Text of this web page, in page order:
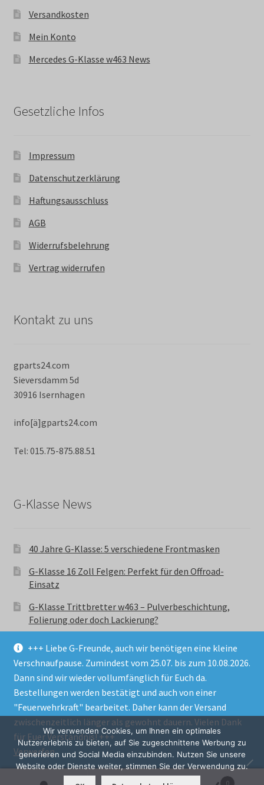
+++ Liebe G-Freunde, auch wir benötigen eine kleine
Verschnaufpause. Zumindest vom 25.07. bis zum 10.08.2026.
Dann sind wir wieder vollumfänglich für Euch da.
Bestellungen werden bestätigt und auch von einer
"Feuerwehrkraft" bearbeitet. Daher kann der Versand
zwischenzeitlich länger als gewohnt dauern. Vielen Dank
für Euer Verständnis! +++
Verwerfen
Versandkosten
Mein Konto
Mercedes G-Klasse w463 News
Gesetzliche Infos
Impressum
Datenschutzerklärung
Haftungsausschluss
AGB
Widerrufsbelehrung
Vertrag widerrufen
Kontakt zu uns
gparts24.com
Sieversdamm 5d
30916 Isernhagen
info[ä]gparts24.com
Tel: 015.75-875.88.51
G-Klasse News
40 Jahre G-Klasse: 5 verschiedene Frontmasken
G-Klasse 16 Zoll Felgen: Perfekt für den Offroad-
Einsatz
G-Klasse Trittbretter w463 – Pulverbeschichtung,
Folierung oder doch Lackierung?
© GParts24 - G-Klasse w463 Trittbretter, Felgen,
Ersatzteile & Zubebehör.
Datenschutzerklärung
Alle Preise inkl. der gesetzlichen MwSt.
0
Wir verwenden Cookies, um Ihnen ein optimales
Nutzererlebnis zu bieten, auf Sie zugeschnittene Werbung zu
generieren und Social Media einzubinden. Nutzen Sie unsere
Website oder Dienste weiter, stimmen Sie der Verwendung zu.